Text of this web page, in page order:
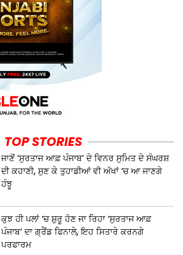
TOP STORIES
ਜਾਣੋਂ ‘ਸੁਰਤਾਜ ਆਫ਼ ਪੰਜਾਬ’ ਦੇ ਵਿਨਰ ਸੁਮਿਤ ਦੇ ਸੰਘਰਸ਼
ਦੀ ਕਹਾਣੀ, ਸੁਣ ਕੇ ਤੁਹਾਡੀਆਂ ਵੀ ਅੱਖਾਂ ‘ਚ ਆ ਜਾਣਗੇ
ਹੰਝੂ
ਕੁਝ ਹੀ ਪਲਾਂ ‘ਚ ਸ਼ੁਰੂ ਹੋਣ ਜਾ ਰਿਹਾ ‘ਸੁਰਤਾਜ ਆਫ਼
ਪੰਜਾਬ’ ਦਾ ਗ੍ਰੈਂਡ ਫਿਨਾਲੇ, ਇਹ ਸਿਤਾਰੇ ਕਰਨਗੇ
ਪਰਫਾਰਮ